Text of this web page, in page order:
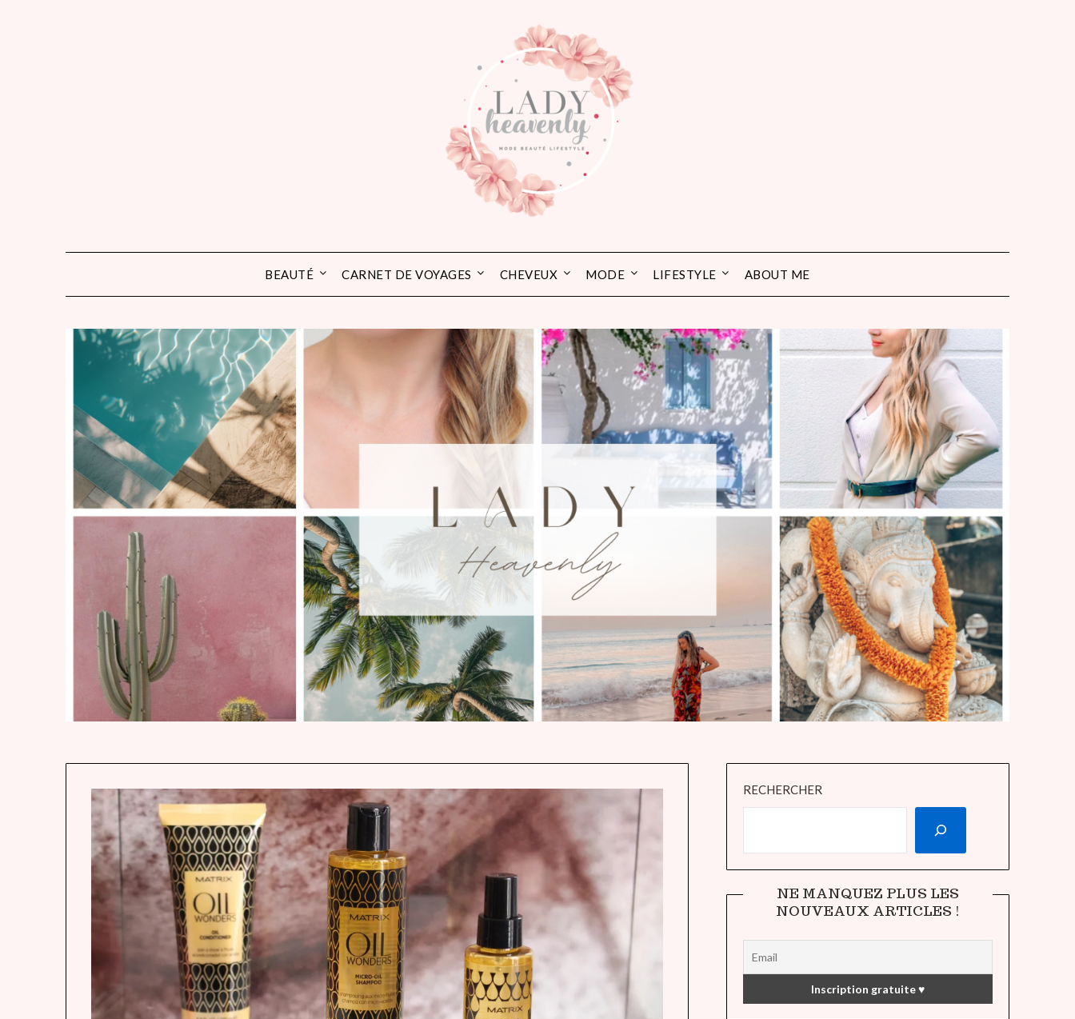
BEAUTÉ CARNET DE VOYAGES CHEVEUX MODE LIFESTYLE ABOUT ME
RECHERCHER
NE MANQUEZ PLUS LES
NOUVEAUX ARTICLES !